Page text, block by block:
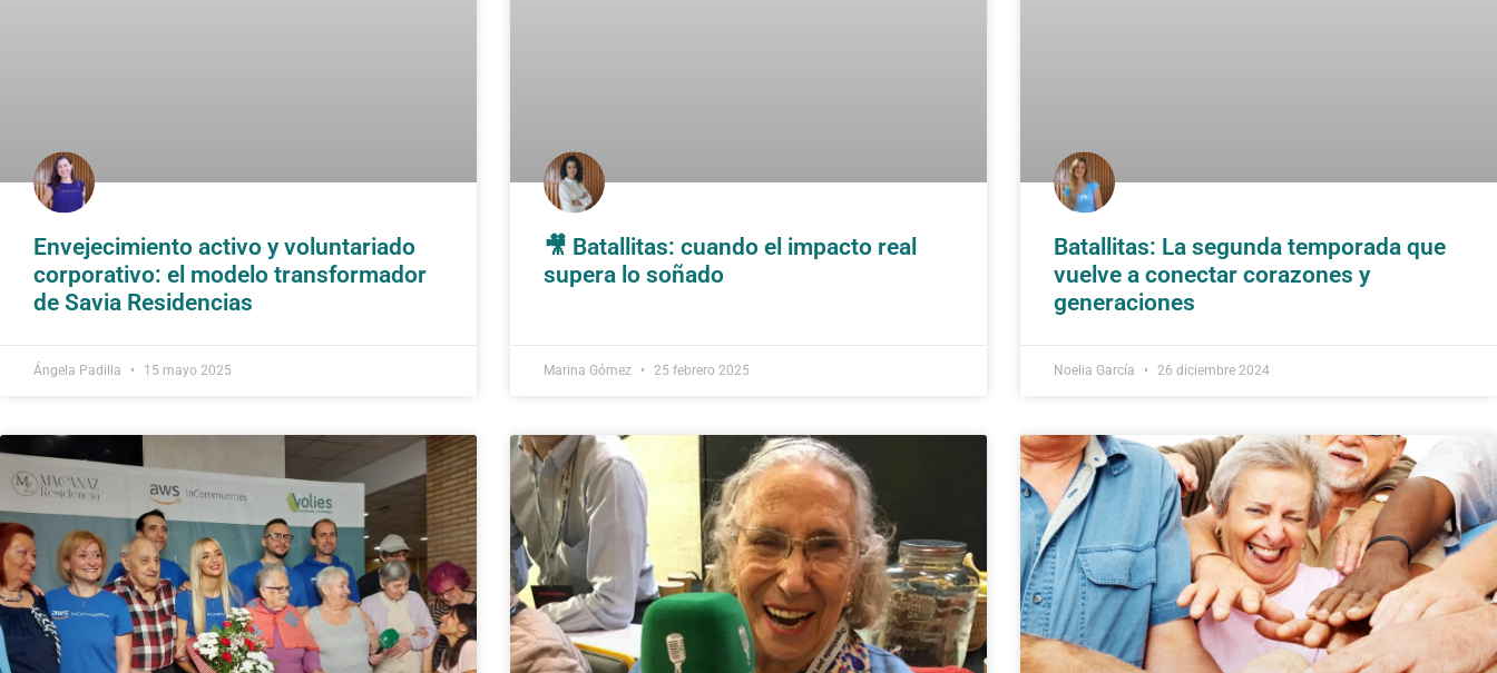
Envejecimiento activo y voluntariado
corporativo: el modelo transformador
de Savia Residencias
Ángela Padilla 15 mayo 2025
🎥 Batallitas: cuando el impacto real
supera lo soñado
Marina Gómez 25 febrero 2025
Batallitas: La segunda temporada que
vuelve a conectar corazones y
generaciones
Noelia García 26 diciembre 2024